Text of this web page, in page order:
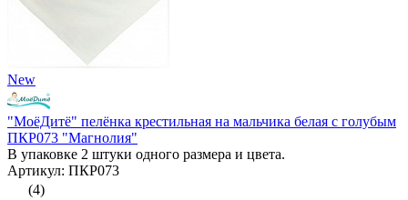
New
"МоёДитё" пелёнка крестильная на мальчика белая с голубым
ПКР073 "Магнолия"
В упаковке 2 штуки одного размера и цвета.
Артикул: ПКР073
(4)